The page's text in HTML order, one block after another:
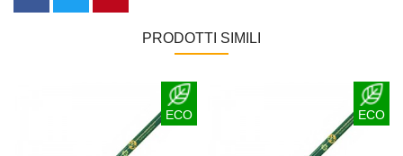
PRODOTTI SIMILI
ECO ECO